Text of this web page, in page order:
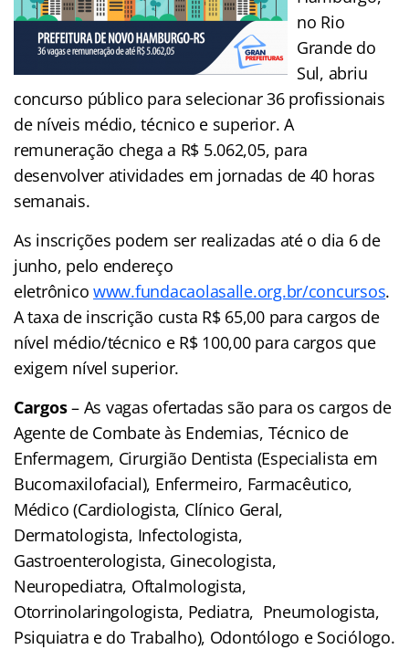
no Rio
Grande do
Sul, abriu
concurso público para selecionar 36 profissionais
de níveis médio, técnico e superior. A
remuneração chega a R$ 5.062,05, para
desenvolver atividades em jornadas de 40 horas
semanais.
As inscrições podem ser realizadas até o dia 6 de
junho, pelo endereço
eletrônicowww.fundacaolasalle.org.br/concursos.
A taxa de inscrição custa R$ 65,00 para cargos de
nível médio/técnico e R$ 100,00 para cargos que
exigem nível superior.
Cargos– As vagas ofertadas são para os cargos de
Agente de Combate às Endemias, Técnico de
Enfermagem, Cirurgião Dentista (Especialista em
Bucomaxilofacial), Enfermeiro, Farmacêutico,
Médico (Cardiologista, Clínico Geral,
Dermatologista, Infectologista,
Gastroenterologista, Ginecologista,
Neuropediatra, Oftalmologista,
Otorrinolaringologista, Pediatra, Pneumologista,
Psiquiatra e do Trabalho), Odontólogo e Sociólogo.